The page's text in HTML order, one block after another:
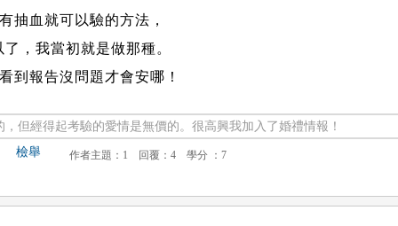
抽血就可以驗的方法，
，我當初就是做那種。
到報告沒問題才會安哪！
但經得起考驗的愛情是無價的。很高興我加入了婚禮情報！
檢舉